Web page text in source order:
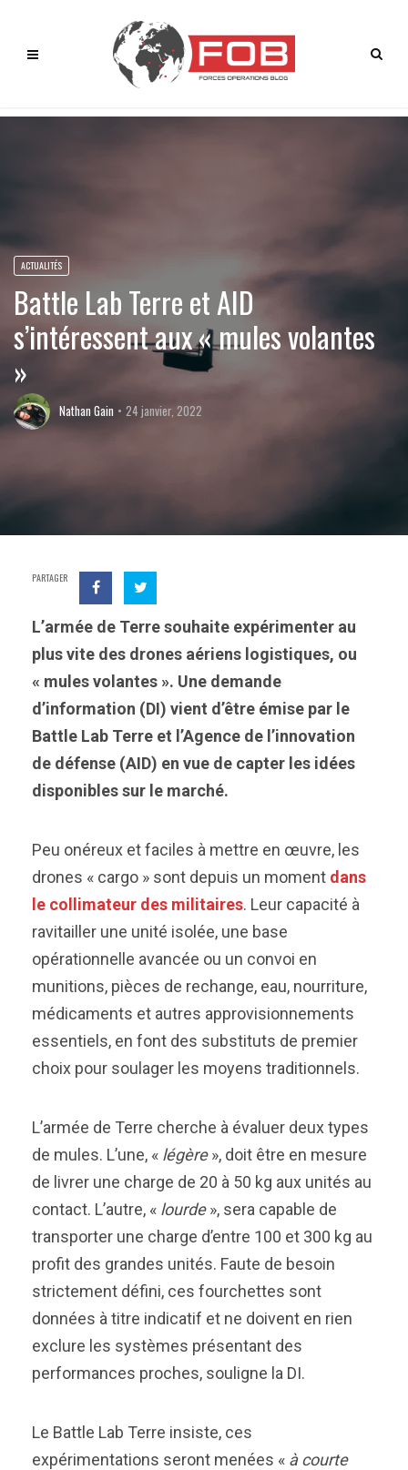
ACTUALITÉS
Battle Lab Terre et AID
s’intéressent aux « mules volantes
»
Nathan Gain 24 janvier, 2022
PARTAGER
L’armée de Terre souhaite expérimenter au
plus vite des drones aériens logistiques, ou
« mules volantes ». Une demande
d’information (DI) vient d’être émise par le
Battle Lab Terre et l’Agence de l’innovation
de défense (AID) en vue de capter les idées
disponibles sur le marché.
Peu onéreux et faciles à mettre en œuvre, les
drones « cargo » sont depuis un moment dans
le collimateur des militaires. Leur capacité à
ravitailler une unité isolée, une base
opérationnelle avancée ou un convoi en
munitions, pièces de rechange, eau, nourriture,
médicaments et autres approvisionnements
essentiels, en font des substituts de premier
choix pour soulager les moyens traditionnels.
L’armée de Terre cherche à évaluer deux types
de mules. L’une, « légère», doit être en mesure
de livrer une charge de 20 à 50 kg aux unités au
contact. L’autre, « lourde», sera capable de
transporter une charge d’entre 100 et 300 kg au
profit des grandes unités. Faute de besoin
strictement défini, ces fourchettes sont
données à titre indicatif et ne doivent en rien
exclure les systèmes présentant des
performances proches, souligne la DI.
Le Battle Lab Terre insiste, ces
expérimentations seront menées « à courte